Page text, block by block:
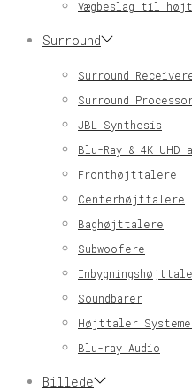
Vægbeslag til
Surround
Surround
Surround
JBL Synthesis
Blu-Ray & 4K
Fronthøjttalere
Centerhøjttalere
Baghøjttalere
Subwoofere
Soundbarer
Højttaler
Blu-ray Audio
Billede